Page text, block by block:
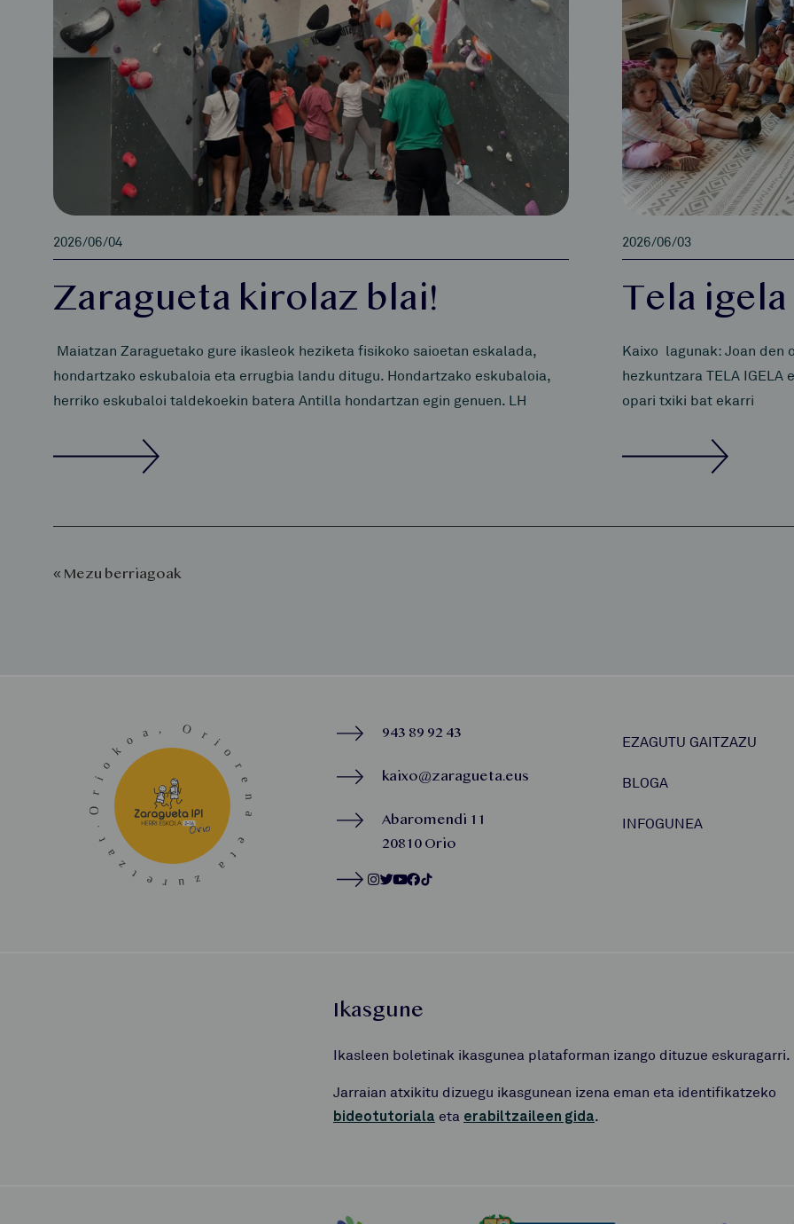
2026/06/04
Zaragueta kirolaz blai!
Maiatzan Zaraguetako gure ikasleok heziketa fisikoko saioetan eskalada,
hondartzako eskubaloia eta errugbia landu ditugu. Hondartzako eskubaloia,
herriko eskubaloi taldekoekin batera Antilla hondartzan egin genuen. LH
2026/06/03
Tela
Kaixo lagunak: Joan den
hezkuntzara TELA
opari txiki bat ekarri
« Mezu berriagoak
943 89 92 43
kaixo@zaragueta.eus
Abaromendi 11
20810 Orio
EZAGUTU GAITZAZU
BLOGA
INFOGUNEA
Ikasgune
Ikasleen boletinak ikasgunea plataforman izango dituzue eskuragarri.
Jarraian atxikitu dizuegu ikasgunean izena eman eta identifikatzeko
bideotutoriala eta erabiltzaileen gida.